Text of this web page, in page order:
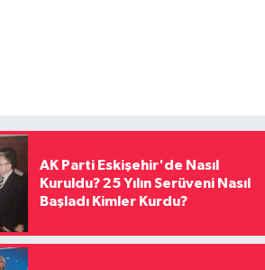
AK Parti Eskişehir'de Nasıl
Kuruldu? 25 Yılın Serüveni Nasıl
Başladı Kimler Kurdu?